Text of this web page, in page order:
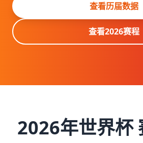
查看历届数据
查看2026赛程
2026年世界杯